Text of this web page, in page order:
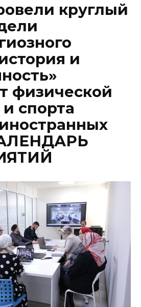
круглый
и
физической
спорта